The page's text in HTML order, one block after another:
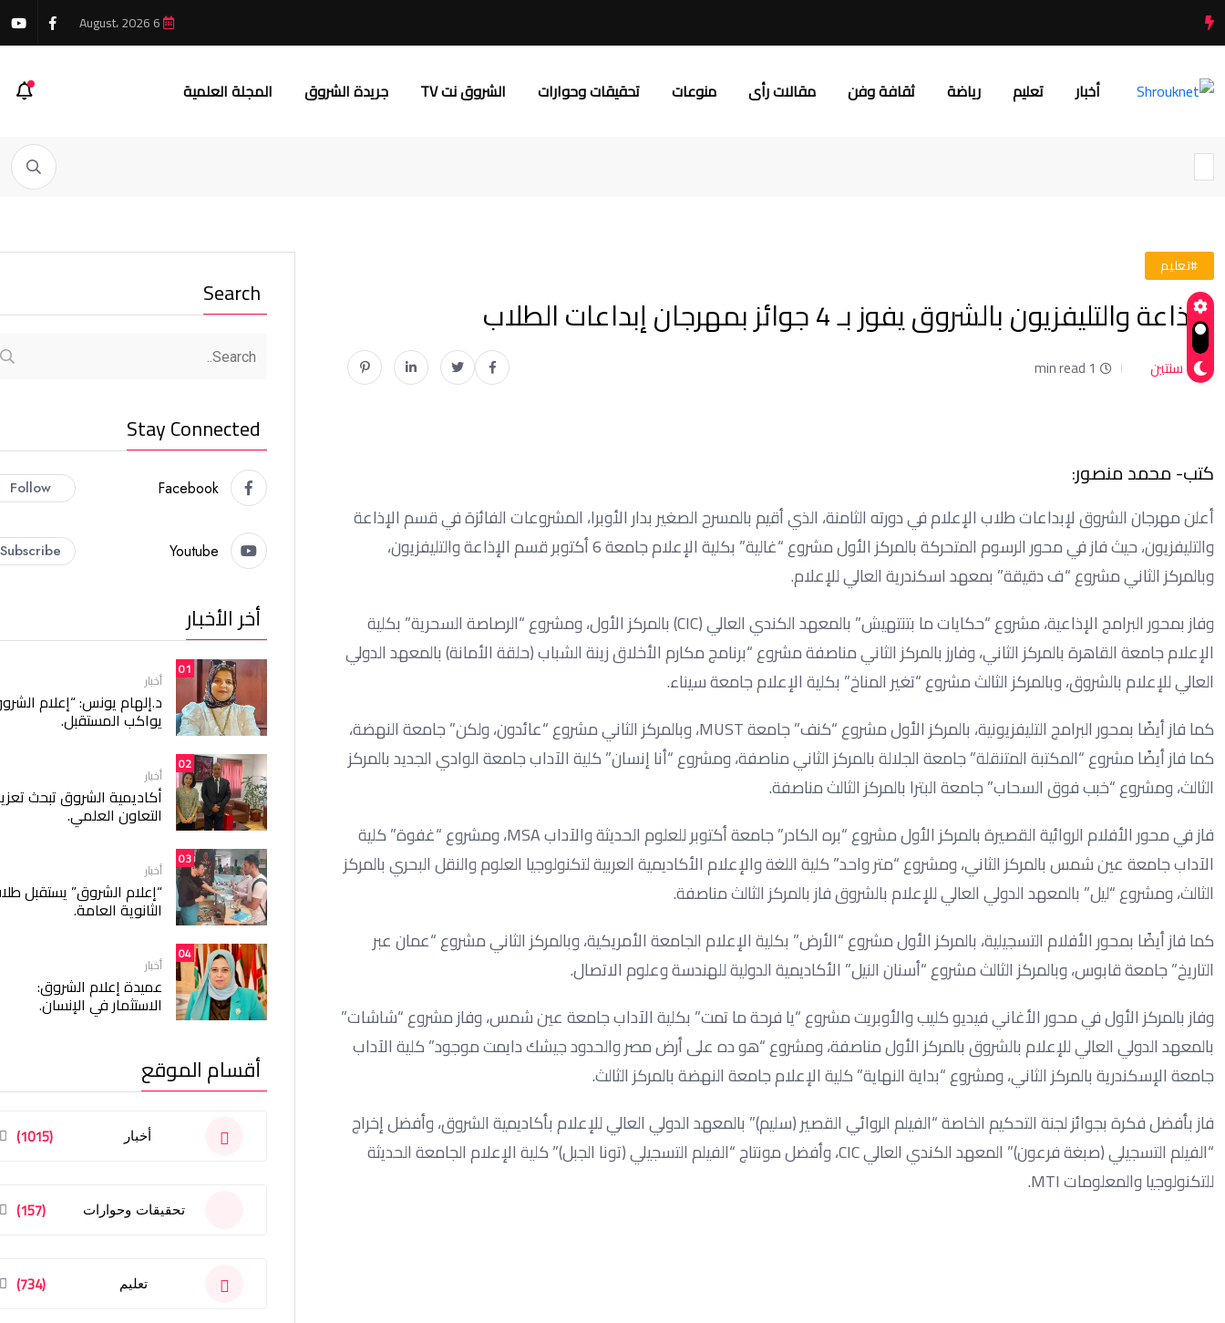
أخبار تعليم رياضة ثقافة وفن مقالات رأى منوعات تحقيقات وحوارات الشروق نت TV جريدة الشروق المجلة العلمية
#تعليم
الإذاعة والتليفزيون بالشروق يفوز بـ 4 جوائز بمهرجان إبداعات الطلاب
سنتين 1 min read
كتب- محمد منصور:
أعلن مهرجان الشروق لإبداعات طلاب الإعلام في دورته الثامنة، الذي أقيم بالمسرح الصغير بدار الأوبرا، المشروعات الفائزة في قسم الإذاعة
والتليفزيون، حيث فاز في محور الرسوم المتحركة بالمركز الأول مشروع “غالية” بكلية الإعلام جامعة 6 أكتوبر قسم الإذاعة والتليفزيون،
وبالمركز الثاني مشروع “ف دقيقة” بمعهد اسكندرية العالي للإعلام.
وفاز بمحور البرامج الإذاعية، مشروع “حكايات ما بتنتهيش” بالمعهد الكندي العالي (CIC) بالمركز الأول، ومشروع “الرصاصة السحرية” بكلية
الإعلام جامعة القاهرة بالمركز الثاني، وفارز بالمركز الثاني مناصفة مشروع “برنامج مكارم الأخلاق زينة الشباب (حلقة الأمانة) بالمعهد الدولي
العالي للإعلام بالشروق، وبالمركز الثالث مشروع “تغير المناخ” بكلية الإعلام جامعة سيناء.
كما فاز أيضًا بمحور البرامج التليفزيونية، بالمركز الأول مشروع “كنف” جامعة MUST، وبالمركز الثاني مشروع “عائدون، ولكن” جامعة النهضة،
كما فاز أيضًا مشروع “المكتبة المتنقلة” جامعة الجلالة بالمركز الثاني مناصفة، ومشروع “أنا إنسان” كلية الآداب جامعة الوادي الجديد بالمركز
الثالث، ومشروع “خبب فوق السحاب” جامعة البترا بالمركز الثالث مناصفة.
فاز في محور الأفلام الروائية القصيرة بالمركز الأول مشروع “بره الكادر” جامعة أكتوبر للعلوم الحديثة والآداب MSA، ومشروع “غفوة” كلية
الآداب جامعة عين شمس بالمركز الثاني، ومشروع “متر واحد” كلية اللغة والإعلام الأكاديمية العربية لتكنولوجيا العلوم والنقل البحري بالمركز
الثالث، ومشروع “ليل” بالمعهد الدولي العالي للإعلام بالشروق فاز بالمركز الثالث مناصفة.
كما فاز أيضًا بمحور الأفلام التسجيلية، بالمركز الأول مشروع “الأرض” بكلية الإعلام الجامعة الأمريكية، وبالمركز الثاني مشروع “عمان عبر
التاريخ” جامعة قابوس، وبالمركز الثالث مشروع “أسنان النيل” الأكاديمية الدولية للهندسة وعلوم الاتصال.
وفاز بالمركز الأول في محور الأغاني فيديو كليب والأوبريت مشروع “يا فرحة ما تمت” بكلية الآداب جامعة عين شمس، وفاز مشروع “شاشات”
بالمعهد الدولي العالي للإعلام بالشروق بالمركز الأول مناصفة، ومشروع “هو ده على أرض مصر والحدود جيشك دايمت موجود” كلية الآداب
جامعة الإسكندرية بالمركز الثاني، ومشروع “بداية النهاية” كلية الإعلام جامعة النهضة بالمركز الثالث.
فاز بأفضل فكرة بجوائز لجنة التحكيم الخاصة “الفيلم الروائي القصير (سليم)” بالمعهد الدولي العالي للإعلام بأكاديمية الشروق، وأفضل إخراج
“الفيلم التسجيلي (صبغة فرعون)” المعهد الكندي العالي CIC، وأفضل مونتاج “الفيلم التسجيلي (تونا الجبل)” كلية الإعلام الجامعة الحديثة
للتكنولوجيا والمعلومات MTI.
Search
Stay Connected
Facebook
Follow
Youtube
Subscribe
أخر الأخبار
01
أخبار
د.إلهام يونس: “إعلام
يواكب المستقبل.
02
أخبار
أكاديمية الشروق تبحث
التعاون العلمي.
03
أخبار
“إعلام الشروق” يستقبل
الثانوية العامة.
04
أخبار
عميدة إعلام الشروق:
الاستثمار في الإنسان.
أقسام الموقع
أخبار (1015)
تحقيقات وحوارات (157)
تعليم (734)